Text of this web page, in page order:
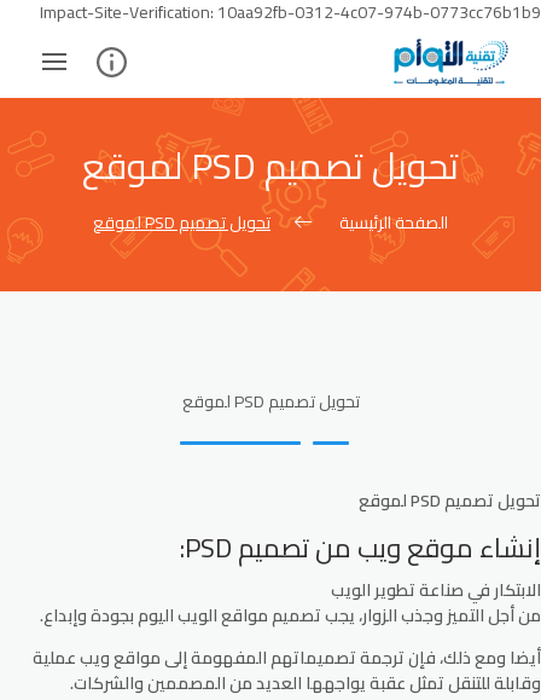
Impact-Site-Verification: 10aa92fb-0312-4c07-974b-0773cc76b1b9
تحويل تصميم PSD لموقع
الصفحة الرئيسية تحويل تصميم PSD لموقع
تحويل تصميم PSD لموقع
تحويل تصميم PSD لموقع
إنشاء موقع ويب من تصميم PSD:
الابتكار في صناعة تطوير الويب
من أجل التميز وجذب الزوار، يجب تصميم مواقع الويب اليوم بجودة وإبداع.
أيضا ومع ذلك، فإن ترجمة تصميماتهم المفهومة إلى مواقع ويب عملية
وقابلة للتنقل تمثل عقبة يواجهها العديد من المصممين والشركات.